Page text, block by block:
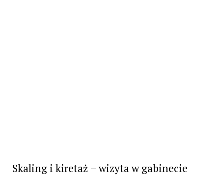
Skaling i kiretaż – wizyta w gabinecie